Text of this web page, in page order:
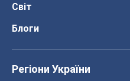
Світ
Блоги
Регіони України